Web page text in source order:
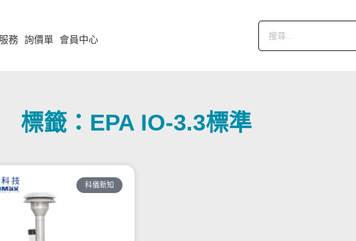
務 詢價單 會員中心
標籤：EPA IO-3.3標準
科儀新知